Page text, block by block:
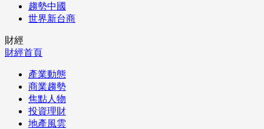
趨勢中國
世界新台商
財經
財經首頁
產業動態
商業趨勢
焦點人物
投資理財
地產風雲